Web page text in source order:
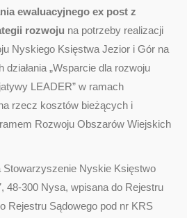
ewaluacyjnego ex post z
rozwoju na potrzeby realizacji
Nyskiego Księstwa Jezior i Gór na
działania „Wsparcie dla rozwoju
LEADER” w ramach
rzecz kosztów bieżących i
Rozwoju Obszarów Wiejskich
Stowarzyszenie Nyskie Księstwo
48-300 Nysa, wpisana do Rejestru
Rejestru Sądowego pod nr KRS